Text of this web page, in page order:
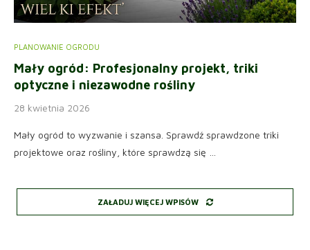
PLANOWANIE OGRODU
Mały ogród: Profesjonalny projekt, triki
optyczne i niezawodne rośliny
28 kwietnia 2026
Mały ogród to wyzwanie i szansa. Sprawdź sprawdzone triki
projektowe oraz rośliny, które sprawdzą się …
ZAŁADUJ WIĘCEJ WPISÓW